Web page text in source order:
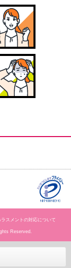
ラスメントの対応について
Reserved.